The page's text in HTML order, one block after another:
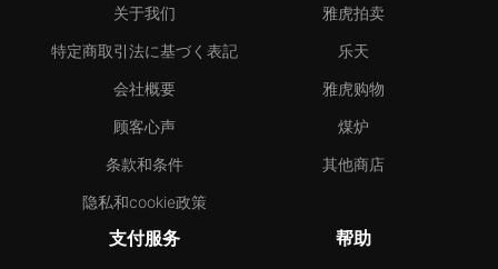
关于我们
特定商取引法に基づく表記
会社概要
顾客心声
条款和条件
隐私和cookie政策
雅虎拍卖
乐天
雅虎购物
煤炉
其他商店
支付服务 帮助